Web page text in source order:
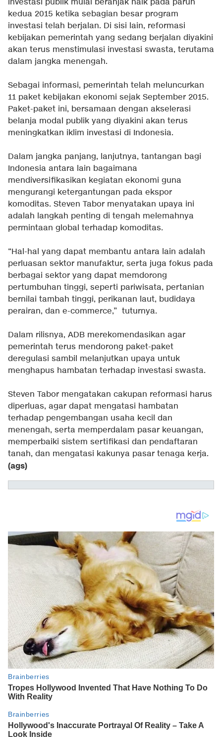
investasi publik mulai beranjak naik pada paruh
kedua 2015 ketika sebagian besar program
investasi telah berjalan. Di sisi lain, reformasi
kebijakan pemerintah yang sedang berjalan diyakini
akan terus menstimulasi investasi swasta, terutama
dalam jangka menengah.
Sebagai informasi, pemerintah telah meluncurkan
11 paket kebijakan ekonomi sejak September 2015.
Paket-paket ini, bersamaan dengan akselerasi
belanja modal publik yang diyakini akan terus
meningkatkan iklim investasi di Indonesia.
Dalam jangka panjang, lanjutnya, tantangan bagi
Indonesia antara lain bagaimana
mendiversifikasikan kegiatan ekonomi guna
mengurangi ketergantungan pada ekspor
komoditas. Steven Tabor menyatakan upaya ini
adalah langkah penting di tengah melemahnya
permintaan global terhadap komoditas.
“Hal-hal yang dapat membantu antara lain adalah
perluasan sektor manufaktur, serta juga fokus pada
berbagai sektor yang dapat memdorong
pertumbuhan tinggi, seperti pariwisata, pertanian
bernilai tambah tinggi, perikanan laut, budidaya
perairan, dan e-commerce,” tuturnya.
Dalam rilisnya, ADB merekomendasikan agar
pemerintah terus mendorong paket-paket
deregulasi sambil melanjutkan upaya untuk
menghapus hambatan terhadap investasi swasta.
Steven Tabor mengatakan cakupan reformasi harus
diperluas, agar dapat mengatasi hambatan
terhadap pengembangan usaha kecil dan
menengah, serta memperdalam pasar keuangan,
memperbaiki sistem sertifikasi dan pendaftaran
tanah, dan mengatasi kakunya pasar tenaga kerja.
(ags)